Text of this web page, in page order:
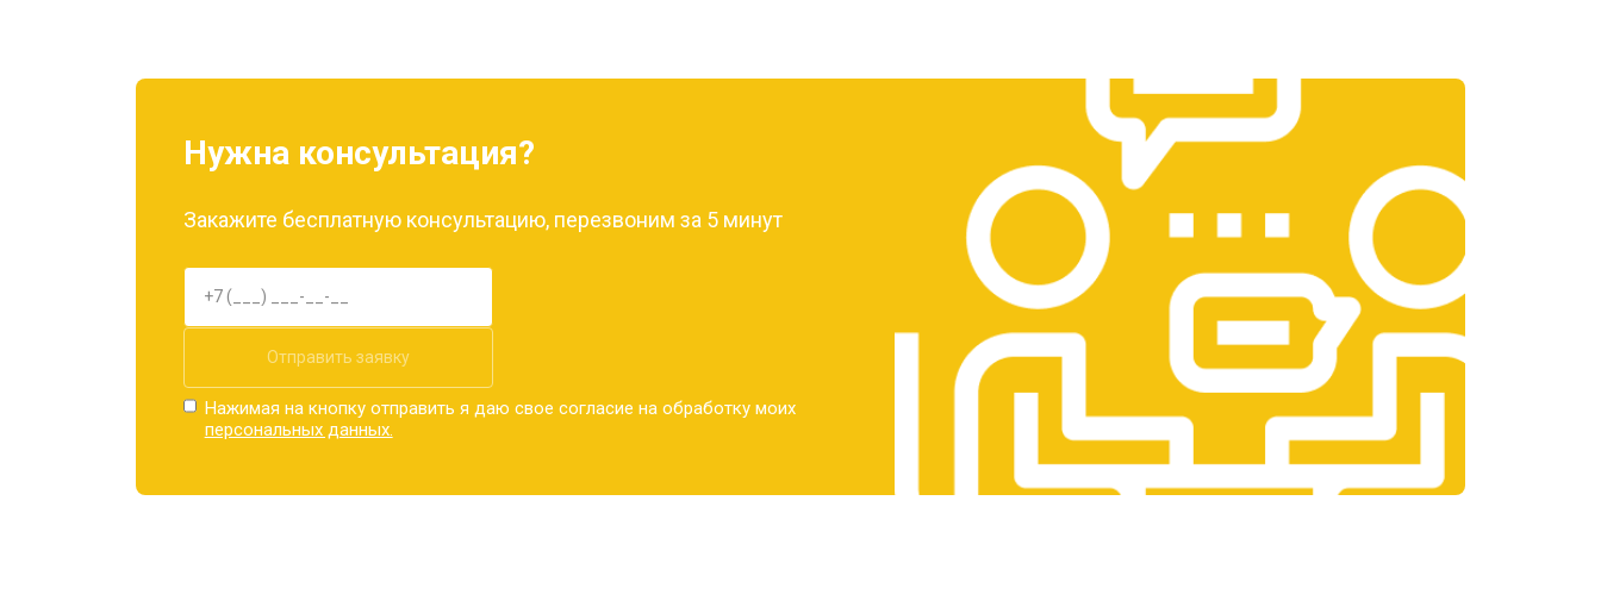
от 3300 ₽
от 1400 ₽ Заказать
Замена дисплея (экрана) от 2700 ₽ Заказать
Замена аккумулятора от 950 ₽ Заказать
Замена кнопки включения от 1750 ₽
Нужна консультация?
Закажите бесплатную консультацию, перезвоним за 5 минут
Отправить заявку
Нажимая на кнопку отправить я даю свое согласие на обработку моих
персональных данных.